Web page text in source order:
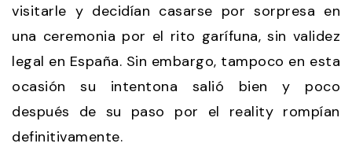
visitarle y decidían casarse por sorpresa en
una ceremonia por el rito garífuna, sin validez
legal en España. Sin embargo, tampoco en esta
ocasión su intentona salió bien y poco
después de su paso por el reality rompían
definitivamente.